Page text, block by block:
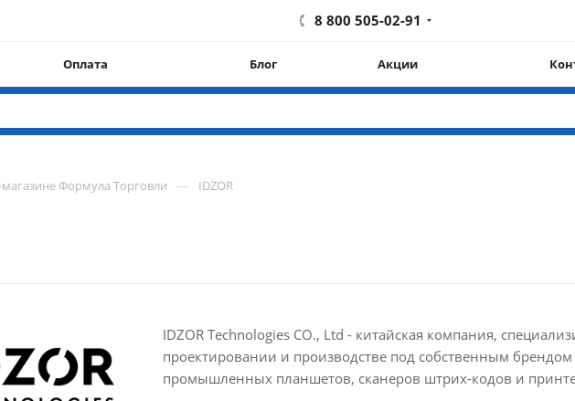
8 800 505-02-91
Оплата Блог Акции
Формула Торговли — IDZOR
IDZOR Technologies CO., Ltd - китайская компания,
проектировании и производстве под собственным
промышленных планшетов, сканеров штрих-кодов и